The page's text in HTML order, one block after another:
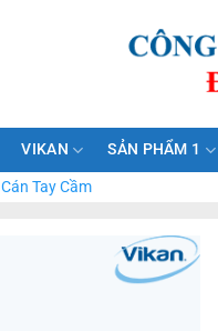
VIKAN SẢN PHẨM 1
Cán Tay Cầm